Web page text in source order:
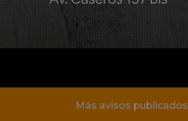
Más avisos publicados